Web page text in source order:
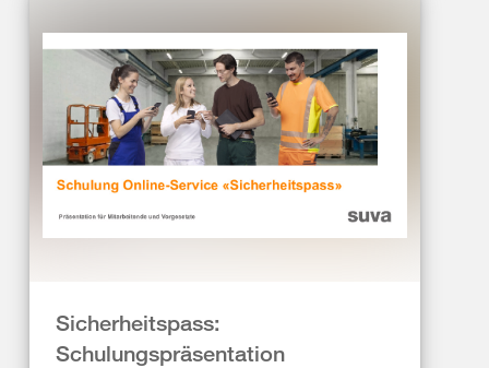
Sicherheitspass:
Schulungspräsentation